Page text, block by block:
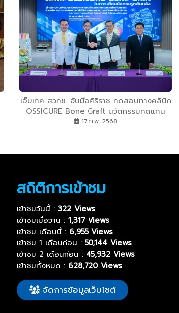
เอ็มเทค สวทช. จับมือศิริราช ทดสอบทางคลินิก
OSSICURE Bone Graft นวัตกรรมทดแทน
กระดูกสำหรับการผ่าตัดกระดูกสันหลัง
17 ก.พ. 2568
สถิติการเข้าชม
เข้าชมวันนี้ : 322 Views
เข้าชมเมื่อวาน : 1,317 Views
เข้าชม เดือนนี้ : 6,955 Views
เข้าชม 1 เดือนก่อน : 50,144 Views
เข้าชม 2 เดือนก่อน : 45,932 Views
เข้าชมทั้งหมด : 628,720 Views
จัดการข้อมูลเว็บไซต์